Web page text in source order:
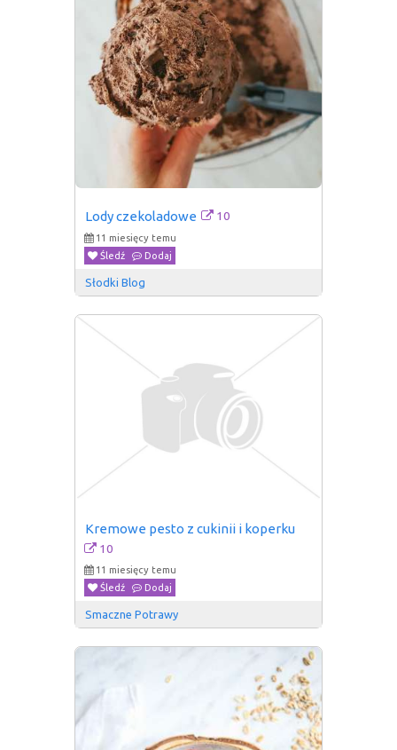
Lody czekoladowe 10
11 miesięcy temu
Śledź
Dodaj
Słodki Blog
Kremowe pesto z cukinii i koperku
10
11 miesięcy temu
Śledź
Dodaj
Smaczne Potrawy